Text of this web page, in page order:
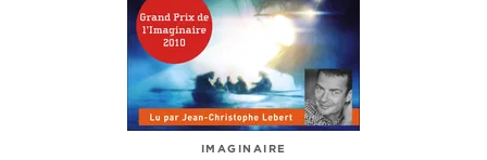
IMAGINAIRE